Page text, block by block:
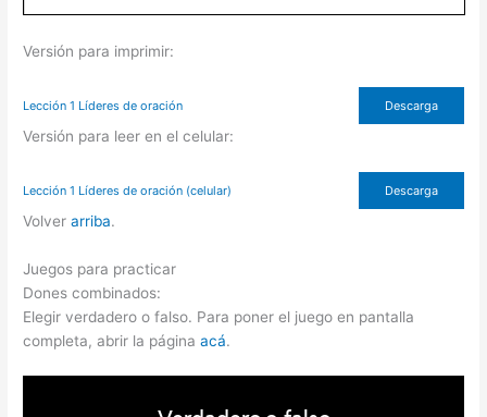
Versión para imprimir:
Lección 1 Líderes de oración Descarga
Versión para leer en el celular:
Lección 1 Líderes de oración (celular) Descarga
Volverarriba.
Juegos para practicar
Dones combinados:
Elegir verdadero o falso. Para poner el juego en pantalla
completa, abrir la páginaacá.